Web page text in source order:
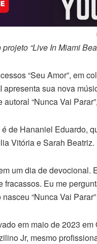
“Live In Miami
“Seu Amor”, em
apresenta sua nova
“Nunca Vai
de Hananiel Eduardo,
Vitória e Sarah Beatriz.
um dia de devocional.
fracassos. Eu me
“Nunca Vai
em maio de 2023
Jr, mesmo